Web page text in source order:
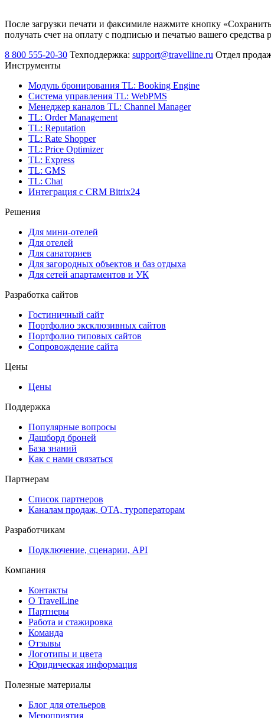
После загрузки печати и факсимиле нажмите кнопку
получать счет на оплату с подписью и печатью вашего средства
8 800 555-20-30 Техподдержка: support@travelline.ru Отдел
Инструменты
Модуль бронирования TL: Booking Engine
Система управления TL: WebPMS
Менеджер каналов TL: Channel Manager
TL: Order Management
TL: Reputation
TL: Rate Shopper
TL: Price Optimizer
TL: Express
TL: GMS
TL: Chat
Интеграция с CRM Bitrix24
Решения
Для мини-отелей
Для отелей
Для санаториев
Для загородных объектов и баз отдыха
Для сетей апартаментов и УК
Разработка сайтов
Гостиничный сайт
Портфолио эксклюзивных сайтов
Портфолио типовых сайтов
Сопровождение сайта
Цены
Цены
Поддержка
Популярные вопросы
Дашборд броней
База знаний
Как с нами связаться
Партнерам
Список партнеров
Каналам продаж, ОТА, туроператорам
Разработчикам
Подключение, сценарии, API
Компания
Контакты
О TravelLine
Партнеры
Работа и стажировка
Команда
Отзывы
Логотипы и цвета
Юридическая информация
Полезные материалы
Блог для отельеров
Мероприятия